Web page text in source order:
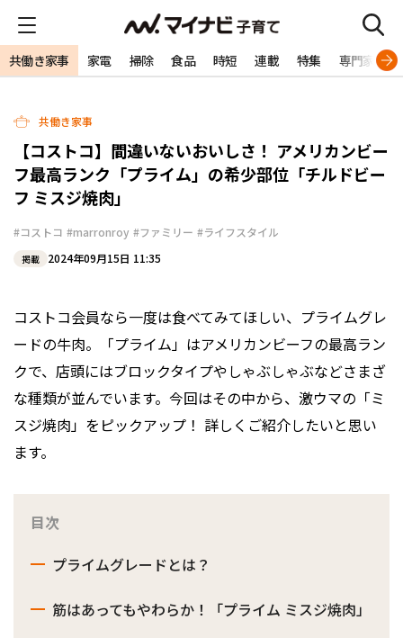
共働き家事 家電 掃除 食品 時短 連載 特集 専門家
共働き家事
【コストコ】間違いないおいしさ！ アメリカンビー
フ最高ランク「プライム」の希少部位「チルドビー
フ ミスジ焼肉」
#コストコ #marronroy #ファミリー #ライフスタイル
掲載 2024年09月15日 11:35
コストコ会員なら一度は食べてみてほしい、プライムグレ
ードの牛肉。「プライム」はアメリカンビーフの最高ラン
クで、店頭にはブロックタイプやしゃぶしゃぶなどさまざ
な種類が並んでいます。今回はその中から、激ウマの「ミ
スジ焼肉」をピックアップ！ 詳しくご紹介したいと思い
ます。
目次
プライムグレードとは？
筋はあってもやわらか！「プライム ミスジ焼肉」